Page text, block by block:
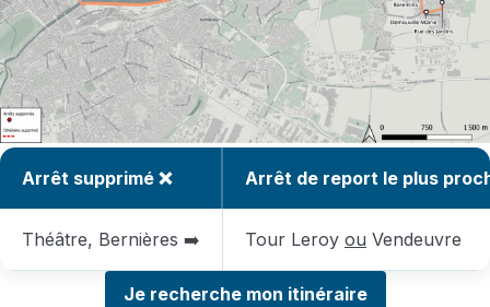
Arrêt supprimé ❌ Arrêt de report le plus
Théâtre, Bernières ➡️ Tour Leroy ou Vendeuvre
Je recherche mon itinéraire